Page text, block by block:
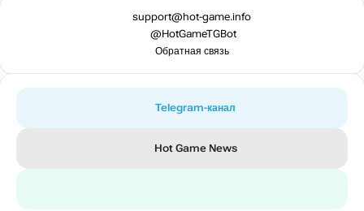
support@hot-game.info
@HotGameTGBot
Обратная связь
Telegram-канал
Hot Game News